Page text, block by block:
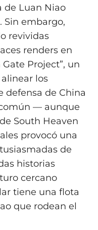
de Luan Niao
Sin embargo,
revividas
renders en
Project”, un
los
defensa de China
— aunque
South Heaven
provocó una
de
historias
cercano
tiene una flota
que rodean el